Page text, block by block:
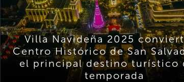
Villa Navideña 2025
Centro Histórico de San
el principal destino turístico
temporada